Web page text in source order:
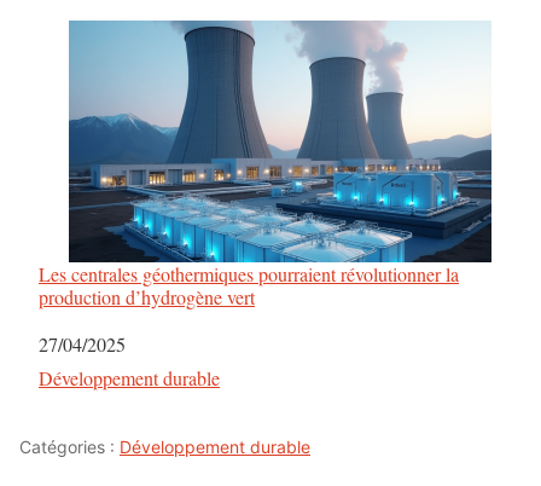
Les centrales géothermiques pourraient révolutionner la
production d’hydrogène vert
Date
27/04/2025
Par rapport à
Développement durable
Catégories : Développement durable